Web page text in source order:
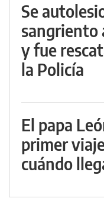
Se
sangriento
y fue
la Policía
El papa
primer
cuándo